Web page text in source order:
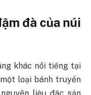
đà của núi
khác nổi tiếng tại
loại bánh truyền